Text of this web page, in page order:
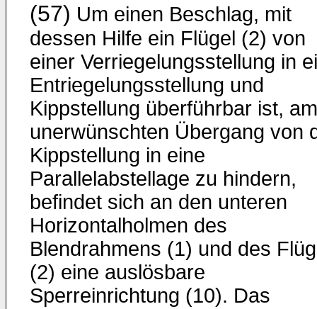
(57) Um einen Beschlag, mit
dessen Hilfe ein Flügel (2) von
einer Ver­riegelungsstellung in
Entriegelungsstellung und
Kippstellung überführbar ist, am
unerwünschten Übergang von
Kippstellung in eine
Parallelabstellage zu hindern,
befindet sich an den unteren
Horizontalholmen des
Blendrahmens (1) und des
(2) eine auslösbare
Sperreinrichtung (10). Das